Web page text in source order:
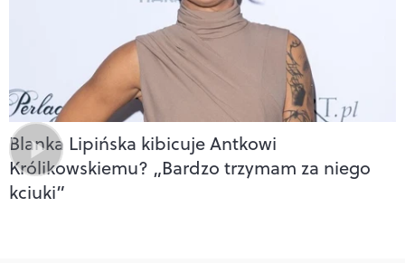
Blanka Lipińska kibicuje Antkowi
Królikowskiemu? „Bardzo trzymam za niego
kciuki”